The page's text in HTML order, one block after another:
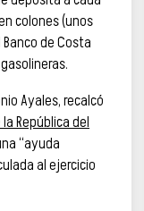
colones (unos
de Costa
Ayales, recalcó
República del
“ayuda
al ejercicio